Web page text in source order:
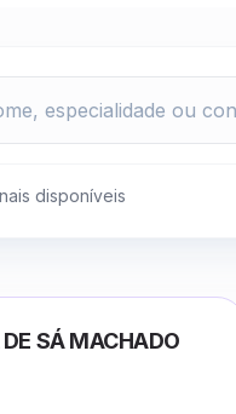
disponíveis
SÁ MACHADO